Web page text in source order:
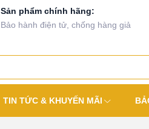
Sản phẩm chính hãng:
Bảo hành điện tử, chống hàng giả
TIN TỨC & KHUYẾN MÃI